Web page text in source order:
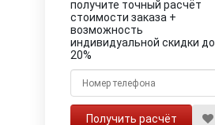
получите точный расчёт
стоимости заказа +
возможность
индивидуальной скидки до
20%